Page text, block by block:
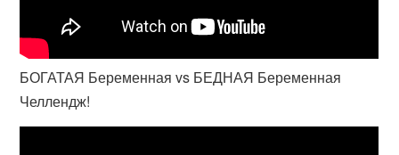
БОГАТАЯ Беременная vs БЕДНАЯ Беременная
Челлендж!